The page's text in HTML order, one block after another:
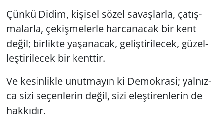
Çünkü Didim, ki­şi­sel sözel sa­vaş­lar­la, ça­tış­
ma­lar­la, çe­kiş­me­ler­le har­ca­na­cak bir kent
değil; bir­lik­te ya­şa­na­cak, ge­liş­ti­ri­lecek, gü­zel­
leş­ti­ri­lecek bir kent­tir.
Ve ke­sin­lik­le unut­ma­yın ki De­mok­ra­si; yal­nız­
ca sizi se­çen­le­rin değil, sizi eleş­ti­ren­le­rin de
hak­kı­dır.